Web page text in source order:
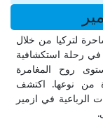
لتركيا من خلال
في رحلة استكشافية
روح المغامرة
من نوعها. اكتشف
الرباعية في ازمیر